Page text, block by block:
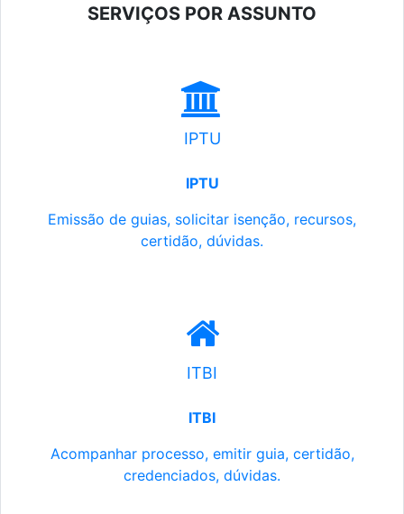
SERVIÇOS POR ASSUNTO
IPTU
IPTU
Emissão de guias, solicitar isenção, recursos,
certidão, dúvidas.
ITBI
ITBI
Acompanhar processo, emitir guia, certidão,
credenciados, dúvidas.